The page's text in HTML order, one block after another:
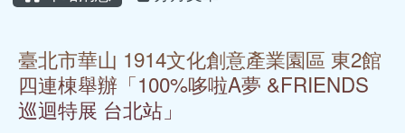
四連棟舉辦「100%哆啦A夢 &FRIENDS
巡迴特展 台北站」
潘韻如 - 學務處公告| 2025-09-09 | 點閱數： 119